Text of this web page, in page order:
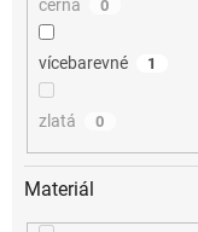
černá 0
vícebarevné 1
zlatá 0
Materiál